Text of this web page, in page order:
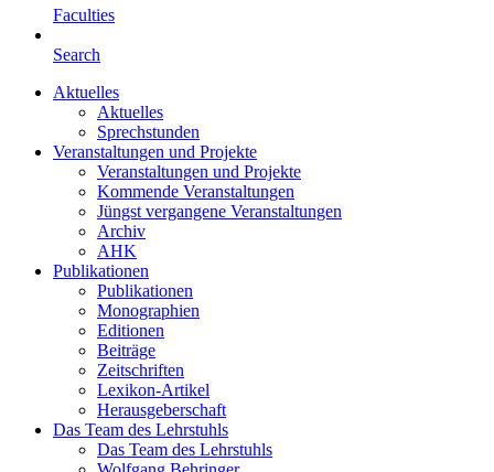
Faculties
Search
Aktuelles
Aktuelles
Sprechstunden
Veranstaltungen und Projekte
Veranstaltungen und Projekte
Kommende Veranstaltungen
Jüngst vergangene Veranstaltungen
Archiv
AHK
Publikationen
Publikationen
Monographien
Editionen
Beiträge
Zeitschriften
Lexikon-Artikel
Herausgeberschaft
Das Team des Lehrstuhls
Das Team des Lehrstuhls